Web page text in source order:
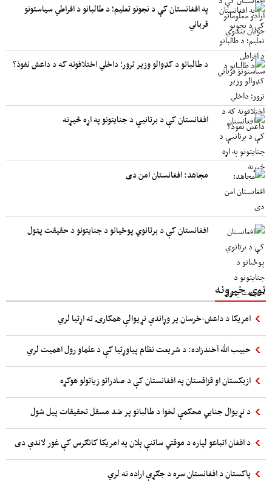
په افغانستان کې د نجونو تعلیم؛ د طالبانو د افراطي سیاستونو
قرباني
د طالبانو د کډوالو وزیر ترور؛ داخلي اختلافونه که د داعش نفوذ؟
افغانستان کې د برتانیې د جنایتونو په اړه څیړنه
مجاهد: افغانستان امن دی
افغانستان کې د برتانوي پوځیانو د جنایتونو د حقیقت پټول
نوی خبرونه
امریکا د داعش-خرسان پر وړاندې نړیوالې همکارۍ ته اړتیا لري
حبیب الله آخندزاده: د شریعت نظام پیاوړتیا کې د علماو رول اهمیت لري
ازبکستان او قزاقستان په افغانستان کې د صادراتو زیاتولو هوکړه
د نړیوال جنایي محکمې لخوا د طالبانو پر ضد مسقل تحقیقات پیل شول
د افغان اتباعو لپاره د موقتي ساتنې پلان په امریکا کانګرس کې غور لاندې دی
پاکستان د افغانستان سره د جګړې اراده نه لري